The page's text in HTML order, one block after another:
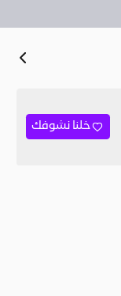
خلنا نشوفك